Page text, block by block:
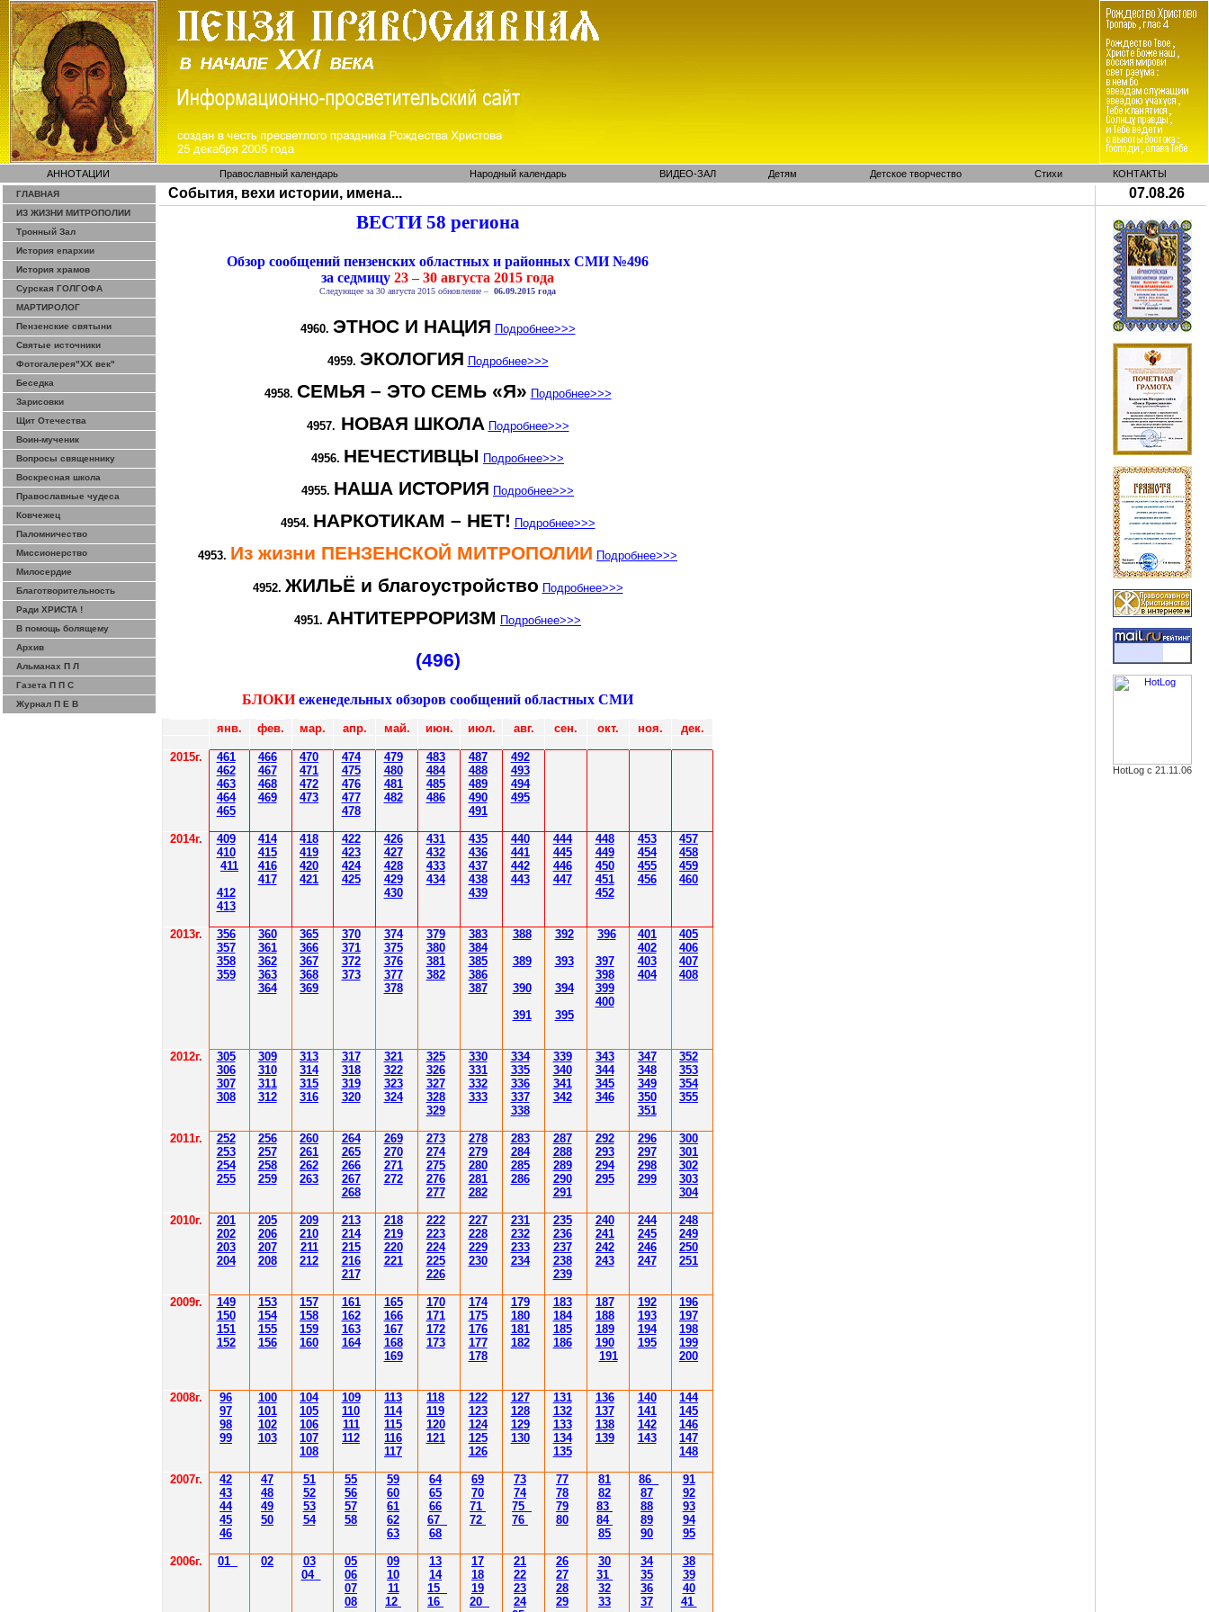
АННОТАЦИИ Православный календарь Народный календарь ВИДЕО-ЗАЛ Детям Детское творчество Стихи КОНТАКТЫ
ГЛАВНАЯ
ИЗ ЖИЗНИ МИТРОПОЛИИ
Тронный Зал
История епархии
История храмов
Сурская ГОЛГОФА
МАРТИРОЛОГ
Пензенские святыни
Святые источники
Фотогалерея"ХХ век"
Беседка
Зарисовки
Щит Отечества
Воин-мученик
Вопросы священнику
Воскресная школа
Православные чудеса
Ковчежец
Паломничество
Миссионерство
Милосердие
Благотворительность
Ради ХРИСТА !
В помощь болящему
Архив
Альманах П Л
Газета П П С
Журнал П Е В
События, вехи истории, имена... 07.08.26
ВЕСТИ 58 региона
Обзор сообщений пензенских областных и районных СМИ №496
за седмицу 23 – 30 августа 2015 года
Следующее за 30 августа 2015 обновление – 06.09.2015 года
4960. ЭТНОС И НАЦИЯ Подробнее>>>
4959. ЭКОЛОГИЯ Подробнее>>>
4958. СЕМЬЯ – ЭТО СЕМЬ «Я» Подробнее>>>
4957. НОВАЯ ШКОЛА Подробнее>>>
4956. НЕЧЕСТИВЦЫ Подробнее>>>
4955. НАША ИСТОРИЯ Подробнее>>>
4954. НАРКОТИКАМ – НЕТ! Подробнее>>>
4953. Из жизни ПЕНЗЕНСКОЙ МИТРОПОЛИИ Подробнее>>>
4952. ЖИЛЬЁ и благоустройство Подробнее>>>
4951. АНТИТЕРРОРИЗМ Подробнее>>>
(496)
БЛОКИ еженедельных обзоров сообщений областных СМИ
янв. фев. мар. апр. май. июн. июл. авг. сен. окт. ноя. дек.
2015г. 461
462
463
464
465
466
467
468
469
470
471
472
473
474
475
476
477
478
479
480
481
482
483
484
485
486
487
488
489
490
491
492
493
494
495
2014г. 409
410
411
412
413
414
415
416
417
418
419
420
421
422
423
424
425
426
427
428
429
430
431
432
433
434
435
436
437
438
439
440
441
442
443
444
445
446
447
448
449
450
451
452
453
454
455
456
457
458
459
460
2013г.
356
357
358
359
360
361
362
363
364
365
366
367
368
369
370
371
372
373
374
375
376
377
378
379
380
381
382
383
384
385
386
387
388
389
390
391
392
393
394
395
396
397
398
399
400
401
402
403
404
405
406
407
408
2012г. 305
306
307
308
309
310
311
312
313
314
315
316
317
318
319
320
321
322
323
324
325
326
327
328
329
330
331
332
333
334
335
336
337
338
339
340
341
342
343
344
345
346
347
348
349
350
351
352
353
354
355
2011г.
252
253
254
255
256
257
258
259
260
261
262
263
264
265
266
267
268
269
270
271
272
273
274
275
276
277
278
279
280
281
282
283
284
285
286
287
288
289
290
291
292
293
294
295
296
297
298
299
300
301
302
303
304
2010г.
201
202
203
204
205
206
207
208
209
210
211
212
213
214
215
216
217
218
219
220
221
222
223
224
225
226
227
228
229
230
231
232
233
234
235
236
237
238
239
240
241
242
243
244
245
246
247
248
249
250
251
2009г.
149
150
151
152
153
154
155
156
157
158
159
160
161
162
163
164
165
166
167
168
169
170
171
172
173
174
175
176
177
178
179
180
181
182
183
184
185
186
187
188
189
190
191
192
193
194
195
196
197
198
199
200
2008г.
96
97
98
99
100
101
102
103
104
105
106
107
108
109
110
111
112
113
114
115
116
117
118
119
120
121
122
123
124
125
126
127
128
129
130
131
132
133
134
135
136
137
138
139
140
141
142
143
144
145
146
147
148
2007г.
42
43
44
45
46
47
48
49
50
51
52
53
54
55
56
57
58
59
60
61
62
63
64
65
66
67
68
69
70
71
72
73
74
75
76
77
78
79
80
81
82
83
84
85
86
87
88
89
90
91
92
93
94
95
2006г. 01 02
03
04
05
06
07
08
09
10
11
12
13
14
15
16
17
18
19
20
21
22
23
24
26
27
28
29
30
31
32
33
34
35
36
37
38
39
40
41
HotLog с 21.11.06